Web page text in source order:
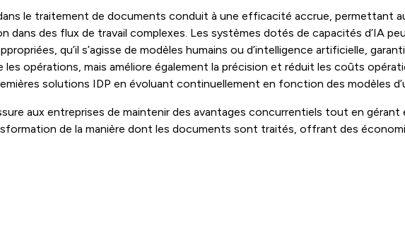
le traitement de documents conduit à une efficacité accrue, permettant
dans des flux de travail complexes. Les systèmes dotés de capacités d’IA
qu’il s’agisse de modèles humains ou d’intelligence artificielle,
les opérations, mais améliore également la précision et réduit les coûts
solutions IDP en évoluant continuellement en fonction des modèles
aux entreprises de maintenir des avantages concurrentiels tout en
de la manière dont les documents sont traités, offrant des